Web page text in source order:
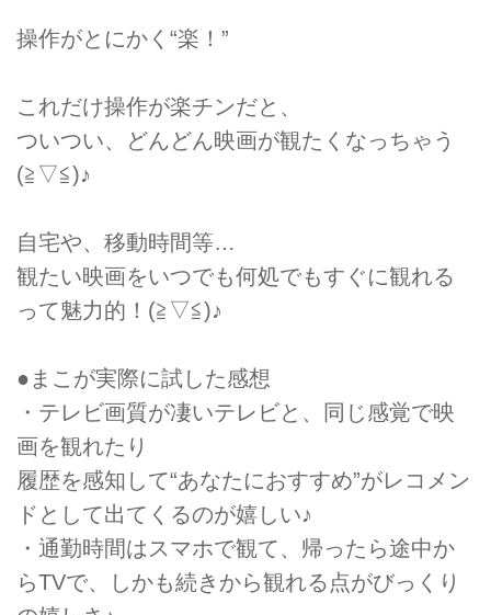
操作がとにかく“楽！”
これだけ操作が楽チンだと、
ついつい、どんどん映画が観たくなっちゃう
(≧▽≦)♪
自宅や、移動時間等…
観たい映画をいつでも何処でもすぐに観れる
って魅力的！(≧▽≦)♪
●まこが実際に試した感想
・テレビ画質が凄いテレビと、同じ感覚で映
画を観れたり
履歴を感知して“あなたにおすすめ”がレコメン
ドとして出てくるのが嬉しい♪
・通勤時間はスマホで観て、帰ったら途中か
らTVで、しかも続きから観れる点がびっくり